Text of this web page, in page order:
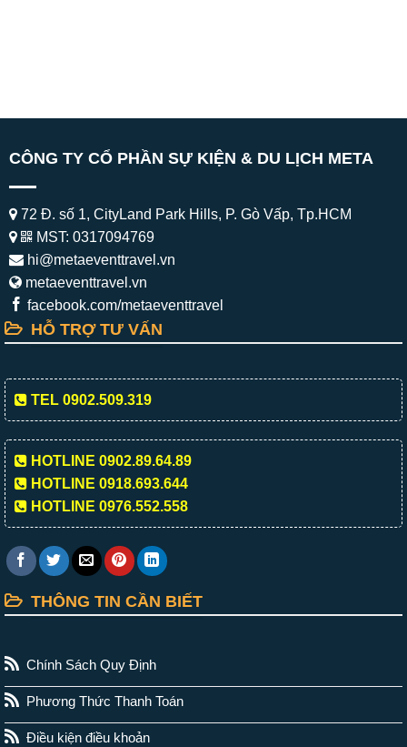
CÔNG TY CỔ PHẦN SỰ KIỆN & DU LỊCH META
72 Đ. số 1, CityLand Park Hills, P. Gò Vấp, Tp.HCM
MST: 0317094769
hi@metaeventtravel.vn
metaeventtravel.vn
facebook.com/metaeventtravel
HỖ TRỢ TƯ VẤN
TEL 0902.509.319
HOTLINE 0902.89.64.89
HOTLINE 0918.693.644
HOTLINE 0976.552.558
THÔNG TIN CẦN BIẾT
Chính Sách Quy Định
Phương Thức Thanh Toán
Điều kiện điều khoản